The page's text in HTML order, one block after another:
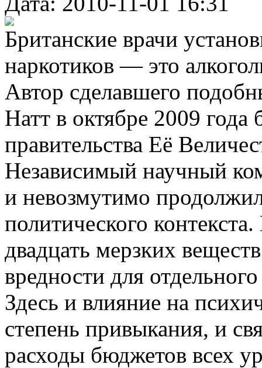
Британские врачи
наркотиков — это
Автор сделавшего
Натт в октябре 2009 года
правительства Её
Независимый научный
и невозмутимо
политического
двадцать мерзких
вредности для
Здесь и влияние на
степень привыкания, и
расходы бюджетов всех